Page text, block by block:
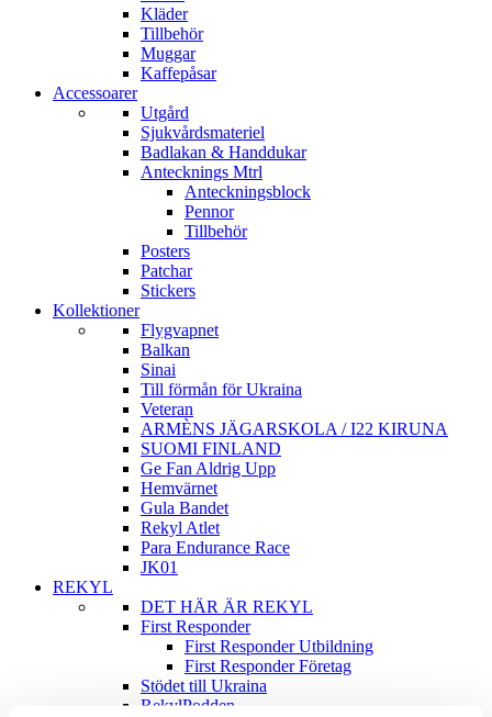
Kläder
Tillbehör
Muggar
Kaffepåsar
Accessoarer
Utgård
Sjukvårdsmateriel
Badlakan & Handdukar
Antecknings Mtrl
Anteckningsblock
Pennor
Tillbehör
Posters
Patchar
Stickers
Kollektioner
Flygvapnet
Balkan
Sinai
Till förmån för Ukraina
Veteran
ARMÈNS JÄGARSKOLA / I22 KIRUNA
SUOMI FINLAND
Ge Fan Aldrig Upp
Hemvärnet
Gula Bandet
Rekyl Atlet
Para Endurance Race
JK01
REKYL
DET HÄR ÄR REKYL
First Responder
First Responder Utbildning
First Responder Företag
Stödet till Ukraina
RekylPodden